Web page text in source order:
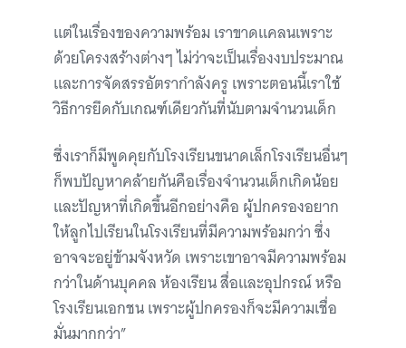
แต่ในเรื่องของความพร้อม เราขาดแคลนเพราะ
ด้วยโครงสร้างต่างๆ ไม่ว่าจะเป็นเรื่องงบประมาณ
และการจัดสรรอัตรากำลังครู เพราะตอนนี้เราใช้
วิธีการยึดกับเกณฑ์เดียวกันที่นับตามจำนวนเด็ก
ซึ่งเราก็มีพูดคุยกับโรงเรียนขนาดเล็กโรงเรียนอื่นๆ
ก็พบปัญหาคล้ายกันคือเรื่องจำนวนเด็กเกิดน้อย
และปัญหาที่เกิดขึ้นอีกอย่างคือ ผู้ปกครองอยาก
ให้ลูกไปเรียนในโรงเรียนที่มีความพร้อมกว่า ซึ่ง
อาจจะอยู่ข้ามจังหวัด เพราะเขาอาจมีความพร้อม
กว่าในด้านบุคคล ห้องเรียน สื่อและอุปกรณ์ หรือ
โรงเรียนเอกชน เพราะผู้ปกครองก็จะมีความเชื่อ
มั่นมากกว่า”